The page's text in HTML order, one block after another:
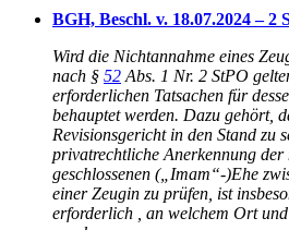
BGH, Beschl. v. 18.07.2024 – 2
Wird die Nichtannahme eines
nach § 52Abs. 1 Nr. 2 StPO
erforderlichen Tatsachen für
behauptet werden. Dazu gehört,
Revisionsgericht in den Stand zu
privatrechtliche Anerkennung der
geschlossenen („Imam“-)Ehe
einer Zeugin zu prüfen, ist
erforderlich , an welchem Ort